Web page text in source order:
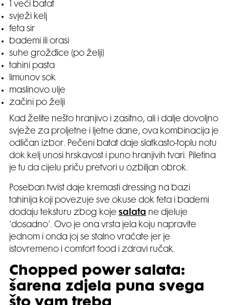
1 veći batat
svježi kelj
feta sir
bademi ili orasi
suhe grožđice (po želji)
tahini pasta
limunov sok
maslinovo ulje
začini po želji
Kad želite nešto hranjivo i zasitno, ali i dalje dovoljno
svježe za proljetne i ljetne dane, ova kombinacija je
odličan izbor. Pečeni batat daje slatkasto-toplu notu
dok kelj unosi hrskavost i puno hranjivih tvari. Piletina
je tu da cijelu priču pretvori u ozbiljan obrok.
Poseban twist daje kremasti dressing na bazi
tahinija koji povezuje sve okuse dok feta i bademi
dodaju teksturu zbog koje salata ne djeluje
‘dosadno’. Ovo je ona vrsta jela koju napravite
jednom i onda joj se stalno vraćate jer je
istovremeno i comfort food i zdravi ručak.
Chopped power salata:
šarena zdjela puna svega